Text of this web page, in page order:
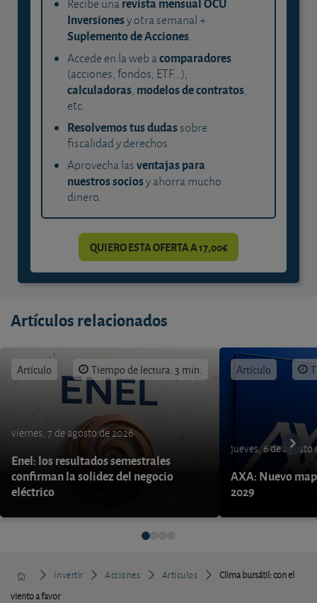
Recibe una
Inversionesy otra semanal +
Suplemento de Acciones.
Accede en la web acomparadores
(acciones, fondos, ETF...),
calculadoras, modelos de contratos,
etc.
Resolvemos tus dudassobre
fiscalidad y derechos.
Aprovecha lasventajas para
nuestros sociosy ahorra mucho
dinero.
QUIERO ESTA OFERTA A 17,00€
Artículos relacionados
Artículo Tiempo de lectura: 3 min.
viernes, 7 de agosto de 2026
Enel: los resultados semestrales
confirman la solidez del negocio
eléctrico
Artículo
jueves, 6 de agosto
AXA: Nuevo
2029
Invertir Acciones Artículos
Clima bursátil: con el
viento a favor